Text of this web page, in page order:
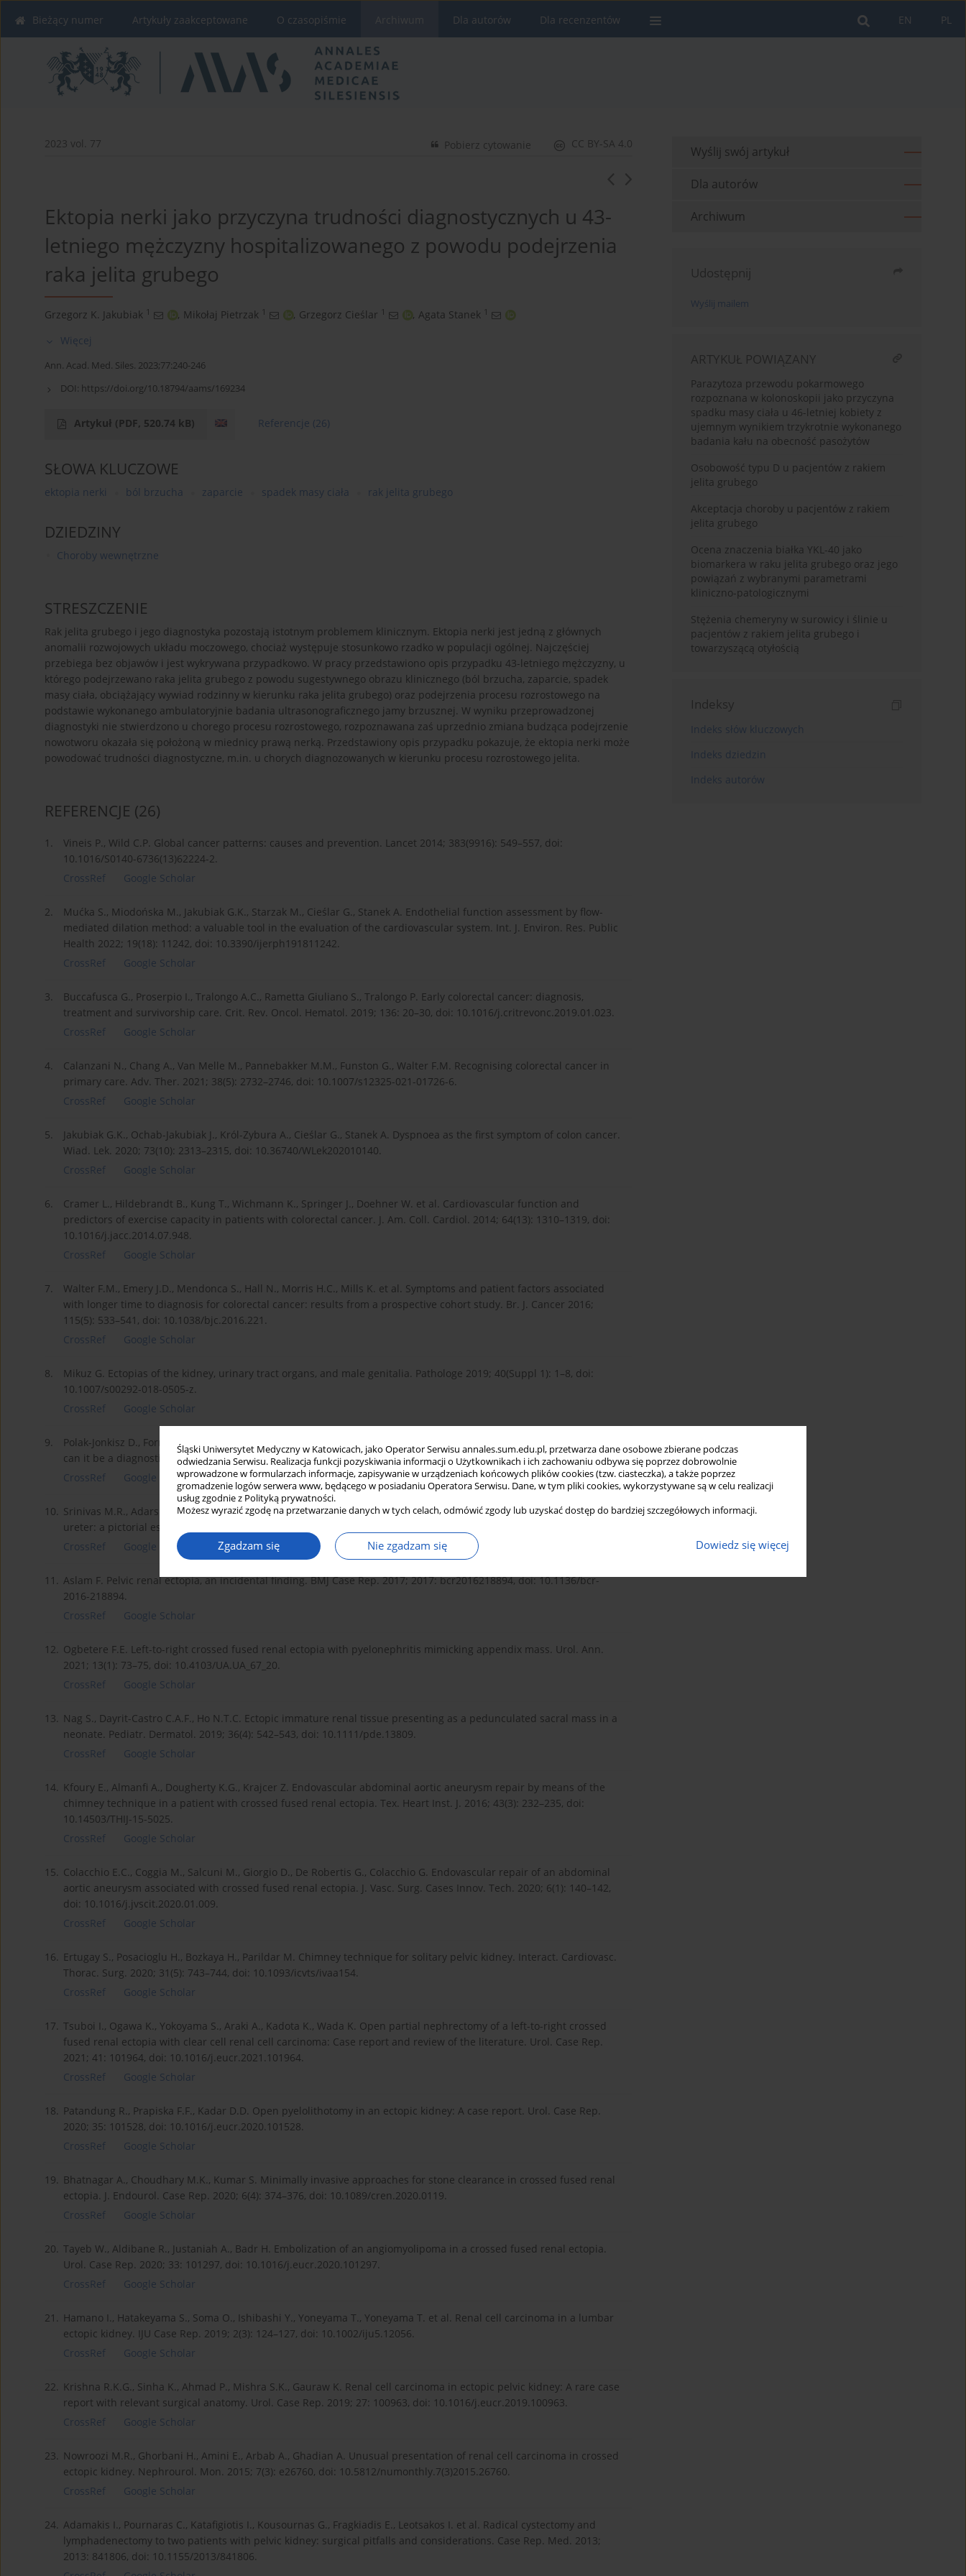
Śląski Uniwersytet Medyczny w Katowicach, jako Operator Serwisu annales.sum.edu.pl, przetwarza dane osobowe zbierane podczas
odwiedzania Serwisu. Realizacja funkcji pozyskiwania informacji o Użytkownikach i ich zachowaniu odbywa się poprzez dobrowolnie
wprowadzone w formularzach informacje, zapisywanie w urządzeniach końcowych plików cookies (tzw. ciasteczka), a także poprzez
gromadzenie logów serwera www, będącego w posiadaniu Operatora Serwisu. Dane, w tym pliki cookies, wykorzystywane są w celu realizacji
usług zgodnie z Polityką prywatności.
Możesz wyrazić zgodę na przetwarzanie danych w tych celach, odmówić zgody lub uzyskać dostęp do bardziej szczegółowych informacji.
Zgadzam się Nie zgadzam się Dowiedz się więcej
PL
EN
Bieżący numer Artykuły zaakceptowane O czasopiśmie Archiwum Dla autorów Dla recenzentów
2023 vol. 77 CC BY-SA 4.0
Pobierz cytowanie
Ektopia nerki jako przyczyna trudności diagnostycznych u 43-
letniego mężczyzny hospitalizowanego z powodu podejrzenia
raka jelita grubego
Grzegorz K. Jakubiak 1 , Mikołaj Pietrzak 1 , Grzegorz Cieślar 1 , Agata Stanek 1
Więcej
Ann. Acad. Med. Siles. 2023;77:240-246
DOI: https://doi.org/10.18794/aams/169234
Artykuł (PDF, 520.74 kB) Referencje (26)
SŁOWA KLUCZOWE
ektopia nerki ból brzucha zaparcie spadek masy ciała rak jelita grubego
DZIEDZINY
Choroby wewnętrzne
STRESZCZENIE
Rak jelita grubego i jego diagnostyka pozostają istotnym problemem klinicznym. Ektopia nerki jest jedną z głównych
anomalii rozwojowych układu moczowego, chociaż występuje stosunkowo rzadko w populacji ogólnej. Najczęściej
przebiega bez objawów i jest wykrywana przypadkowo. W pracy przedstawiono opis przypadku 43-letniego mężczyzny, u
którego podejrzewano raka jelita grubego z powodu sugestywnego obrazu klinicznego (ból brzucha, zaparcie, spadek
masy ciała, obciążający wywiad rodzinny w kierunku raka jelita grubego) oraz podejrzenia procesu rozrostowego na
podstawie wykonanego ambulatoryjnie badania ultrasonograficznego jamy brzusznej. W wyniku przeprowadzonej
diagnostyki nie stwierdzono u chorego procesu rozrostowego, rozpoznawana zaś uprzednio zmiana budząca podejrzenie
nowotworu okazała się położoną w miednicy prawą nerką. Przedstawiony opis przypadku pokazuje, że ektopia nerki może
powodować trudności diagnostyczne, m.in. u chorych diagnozowanych w kierunku procesu rozrostowego jelita.
REFERENCJE (26)
1.
Vineis P., Wild C.P. Global cancer patterns: causes and prevention. Lancet 2014; 383(9916): 549–557, doi:
10.1016/S0140-6736(13)62224-2.
CrossRef
Google Scholar
2.
Mućka S., Miodońska M., Jakubiak G.K., Starzak M., Cieślar G., Stanek A. Endothelial function assessment by flow-
mediated dilation method: a valuable tool in the evaluation of the cardiovascular system. Int. J. Environ. Res. Public
Health 2022; 19(18): 11242, doi: 10.3390/ijerph191811242.
CrossRef
Google Scholar
3.
Buccafusca G., Proserpio I., Tralongo A.C., Rametta Giuliano S., Tralongo P. Early colorectal cancer: diagnosis,
treatment and survivorship care. Crit. Rev. Oncol. Hematol. 2019; 136: 20–30, doi: 10.1016/j.critrevonc.2019.01.023.
CrossRef
Google Scholar
4.
Calanzani N., Chang A., Van Melle M., Pannebakker M.M., Funston G., Walter F.M. Recognising colorectal cancer in
primary care. Adv. Ther. 2021; 38(5): 2732–2746, doi: 10.1007/s12325-021-01726-6.
CrossRef
Google Scholar
5.
Jakubiak G.K., Ochab-Jakubiak J., Król-Zybura A., Cieślar G., Stanek A. Dyspnoea as the first symptom of colon cancer.
Wiad. Lek. 2020; 73(10): 2313–2315, doi: 10.36740/WLek202010140.
CrossRef
Google Scholar
6.
Cramer L., Hildebrandt B., Kung T., Wichmann K., Springer J., Doehner W. et al. Cardiovascular function and
predictors of exercise capacity in patients with colorectal cancer. J. Am. Coll. Cardiol. 2014; 64(13): 1310–1319, doi:
10.1016/j.jacc.2014.07.948.
CrossRef
Google Scholar
7.
Walter F.M., Emery J.D., Mendonca S., Hall N., Morris H.C., Mills K. et al. Symptoms and patient factors associated
with longer time to diagnosis for colorectal cancer: results from a prospective cohort study. Br. J. Cancer 2016;
115(5): 533–541, doi: 10.1038/bjc.2016.221.
CrossRef
Google Scholar
8.
Mikuz G. Ectopias of the kidney, urinary tract organs, and male genitalia. Pathologe 2019; 40(Suppl 1): 1–8, doi:
10.1007/s00292-018-0505-z.
CrossRef
Google Scholar
9.
Polak-Jonkisz D., Fornalczyk K., Musiał K., Zaleska-Dorobisz U., Apoznański W., Zwolińska D. Crossed renal ectopia:
can it be a diagnostic problem? Postepy Hig. Med. Dosw. (Online) 2012; 66: 210–214, doi: 10.5604/17322693.991491.
CrossRef
Google Scholar
10. Srinivas M.R., Adarsh K.M., Jeeson R., Ashwini C., Nagaraj B.R. Congenital anatomic variants of the kidney and
ureter: a pictorial essay. Jpn. J. Radiol. 2016; 34(3): 181–193, doi: 10.1007/s11604-015-0514-2.
CrossRef
Google Scholar
11. Aslam F. Pelvic renal ectopia, an incidental finding. BMJ Case Rep. 2017; 2017: bcr2016218894, doi: 10.1136/bcr-
2016-218894.
CrossRef
Google Scholar
12. Ogbetere F.E. Left-to-right crossed fused renal ectopia with pyelonephritis mimicking appendix mass. Urol. Ann.
2021; 13(1): 73–75, doi: 10.4103/UA.UA_67_20.
CrossRef
Google Scholar
13. Nag S., Dayrit-Castro C.A.F., Ho N.T.C. Ectopic immature renal tissue presenting as a pedunculated sacral mass in a
neonate. Pediatr. Dermatol. 2019; 36(4): 542–543, doi: 10.1111/pde.13809.
CrossRef
Google Scholar
14. Kfoury E., Almanfi A., Dougherty K.G., Krajcer Z. Endovascular abdominal aortic aneurysm repair by means of the
chimney technique in a patient with crossed fused renal ectopia. Tex. Heart Inst. J. 2016; 43(3): 232–235, doi:
10.14503/THIJ-15-5025.
CrossRef
Google Scholar
15. Colacchio E.C., Coggia M., Salcuni M., Giorgio D., De Robertis G., Colacchio G. Endovascular repair of an abdominal
aortic aneurysm associated with crossed fused renal ectopia. J. Vasc. Surg. Cases Innov. Tech. 2020; 6(1): 140–142,
doi: 10.1016/j.jvscit.2020.01.009.
CrossRef
Google Scholar
16. Ertugay S., Posacioglu H., Bozkaya H., Parildar M. Chimney technique for solitary pelvic kidney. Interact. Cardiovasc.
Thorac. Surg. 2020; 31(5): 743–744, doi: 10.1093/icvts/ivaa154.
CrossRef
Google Scholar
17. Tsuboi I., Ogawa K., Yokoyama S., Araki A., Kadota K., Wada K. Open partial nephrectomy of a left-to-right crossed
fused renal ectopia with clear cell renal cell carcinoma: Case report and review of the literature. Urol. Case Rep.
2021; 41: 101964, doi: 10.1016/j.eucr.2021.101964.
CrossRef
Google Scholar
18. Patandung R., Prapiska F.F., Kadar D.D. Open pyelolithotomy in an ectopic kidney: A case report. Urol. Case Rep.
2020; 35: 101528, doi: 10.1016/j.eucr.2020.101528.
CrossRef
Google Scholar
19. Bhatnagar A., Choudhary M.K., Kumar S. Minimally invasive approaches for stone clearance in crossed fused renal
ectopia. J. Endourol. Case Rep. 2020; 6(4): 374–376, doi: 10.1089/cren.2020.0119.
CrossRef
Google Scholar
20. Tayeb W., Aldibane R., Justaniah A., Badr H. Embolization of an angiomyolipoma in a crossed fused renal ectopia.
Urol. Case Rep. 2020; 33: 101297, doi: 10.1016/j.eucr.2020.101297.
CrossRef
Google Scholar
21. Hamano I., Hatakeyama S., Soma O., Ishibashi Y., Yoneyama T., Yoneyama T. et al. Renal cell carcinoma in a lumbar
ectopic kidney. IJU Case Rep. 2019; 2(3): 124–127, doi: 10.1002/iju5.12056.
CrossRef
Google Scholar
22. Krishna R.K.G., Sinha K., Ahmad P., Mishra S.K., Gauraw K. Renal cell carcinoma in ectopic pelvic kidney: A rare case
report with relevant surgical anatomy. Urol. Case Rep. 2019; 27: 100963, doi: 10.1016/j.eucr.2019.100963.
CrossRef
Google Scholar
23. Nowroozi M.R., Ghorbani H., Amini E., Arbab A., Ghadian A. Unusual presentation of renal cell carcinoma in crossed
ectopic kidney. Nephrourol. Mon. 2015; 7(3): e26760, doi: 10.5812/numonthly.7(3)2015.26760.
CrossRef
Google Scholar
24. Adamakis I., Pournaras C., Katafigiotis I., Kousournas G., Fragkiadis E., Leotsakos I. et al. Radical cystectomy and
lymphadenectomy to two patients with pelvic kidney: surgical pitfalls and considerations. Case Rep. Med. 2013;
2013: 841806, doi: 10.1155/2013/841806.
Wyślij swój artykuł
Dla autorów
Archiwum
Udostępnij
Wyślij mailem
ARTYKUŁ POWIĄZANY
Parazytoza przewodu pokarmowego
rozpoznana w kolonoskopii jako przyczyna
spadku masy ciała u 46-letniej kobiety z
ujemnym wynikiem trzykrotnie wykonanego
badania kału na obecność pasożytów
Osobowość typu D u pacjentów z rakiem
jelita grubego
Akceptacja choroby u pacjentów z rakiem
jelita grubego
Ocena znaczenia białka YKL-40 jako
biomarkera w raku jelita grubego oraz jego
powiązań z wybranymi parametrami
kliniczno-patologicznymi
Stężenia chemeryny w surowicy i ślinie u
pacjentów z rakiem jelita grubego i
towarzyszącą otyłością
Indeksy
Indeks słów kluczowych
Indeks dziedzin
Indeks autorów